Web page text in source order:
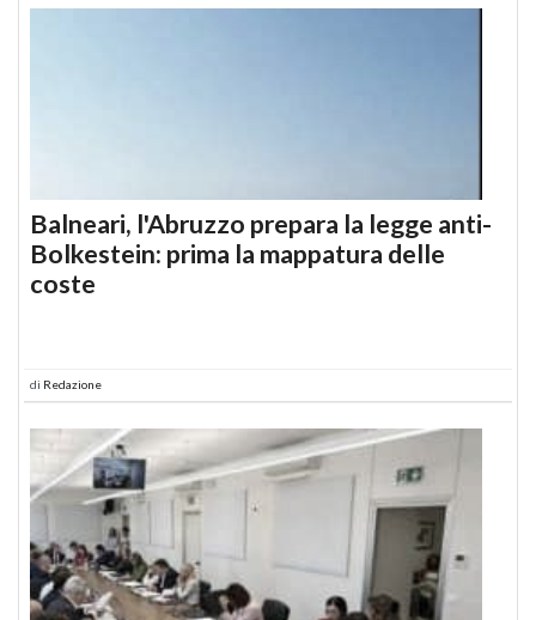
Balneari, l'Abruzzo prepara la legge anti-
Bolkestein: prima la mappatura delle
coste
di Redazione